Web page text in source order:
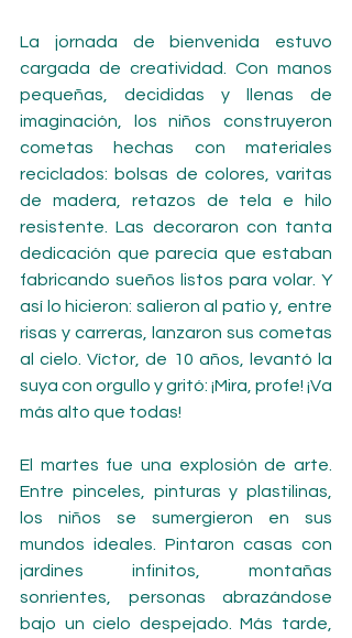
La jornada de bienvenida estuvo
cargada de creatividad. Con manos
pequeñas, decididas y llenas de
imaginación, los niños construyeron
cometas hechas con materiales
reciclados: bolsas de colores, varitas
de madera, retazos de tela e hilo
resistente. Las decoraron con tanta
dedicación que parecía que estaban
fabricando sueños listos para volar. Y
así lo hicieron: salieron al patio y, entre
risas y carreras, lanzaron sus cometas
al cielo. Víctor, de 10 años, levantó la
suya con orgullo y gritó: ¡Mira, profe! ¡Va
más alto que todas!
El martes fue una explosión de arte.
Entre pinceles, pinturas y plastilinas,
los niños se sumergieron en sus
mundos ideales. Pintaron casas con
jardines infinitos, montañas
sonrientes, personas abrazándose
bajo un cielo despejado. Más tarde,